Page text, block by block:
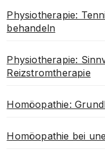
Physiotherapie:
behandeln
Physiotherapie:
Reizstromtherapie
Homöopathie:
Homöopathie bei